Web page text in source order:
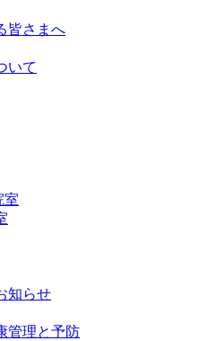
皆さまへ
いて
室
知らせ
管理と予防